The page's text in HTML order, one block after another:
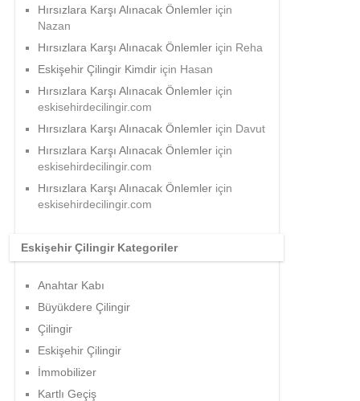
Hırsızlara Karşı Alınacak Önlemler için
Nazan
Hırsızlara Karşı Alınacak Önlemler için Reha
Eskişehir Çilingir Kimdir için Hasan
Hırsızlara Karşı Alınacak Önlemler için
eskisehirdecilingir.com
Hırsızlara Karşı Alınacak Önlemler için Davut
Hırsızlara Karşı Alınacak Önlemler için
eskisehirdecilingir.com
Hırsızlara Karşı Alınacak Önlemler için
eskisehirdecilingir.com
Eskişehir Çilingir Kategoriler
Anahtar Kabı
Büyükdere Çilingir
Çilingir
Eskişehir Çilingir
İmmobilizer
Kartlı Geçiş